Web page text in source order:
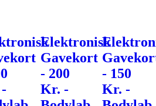
Elektronisk
Gavekort
- 200
Kr. -
- 150
Kr. -